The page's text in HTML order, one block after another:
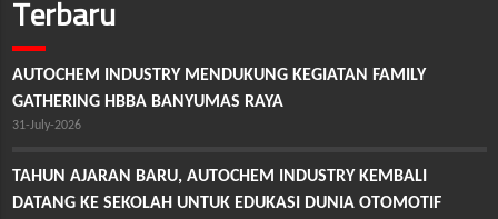
Terbaru
AUTOCHEM INDUSTRY MENDUKUNG KEGIATAN FAMILY
GATHERING HBBA BANYUMAS RAYA
31-July-2026
TAHUN AJARAN BARU, AUTOCHEM INDUSTRY KEMBALI
DATANG KE SEKOLAH UNTUK EDUKASI DUNIA OTOMOTIF